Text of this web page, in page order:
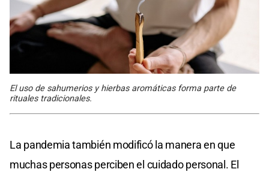
El uso de sahumerios y hierbas aromáticas forma parte de
rituales tradicionales.
La pandemia también modificó la manera en que
muchas personas perciben el cuidado personal. El